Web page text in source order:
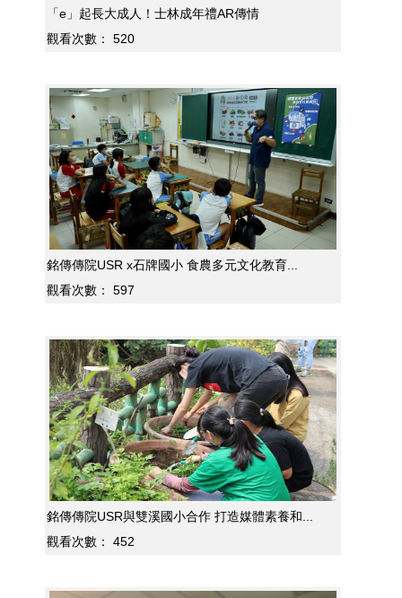
「e」起長大成人！士林成年禮AR傳情
觀看次數：
520
銘傳傳院USR x石牌國小 食農多元文化教育...
觀看次數：
597
銘傳傳院USR與雙溪國小合作 打造媒體素養和...
觀看次數：
452